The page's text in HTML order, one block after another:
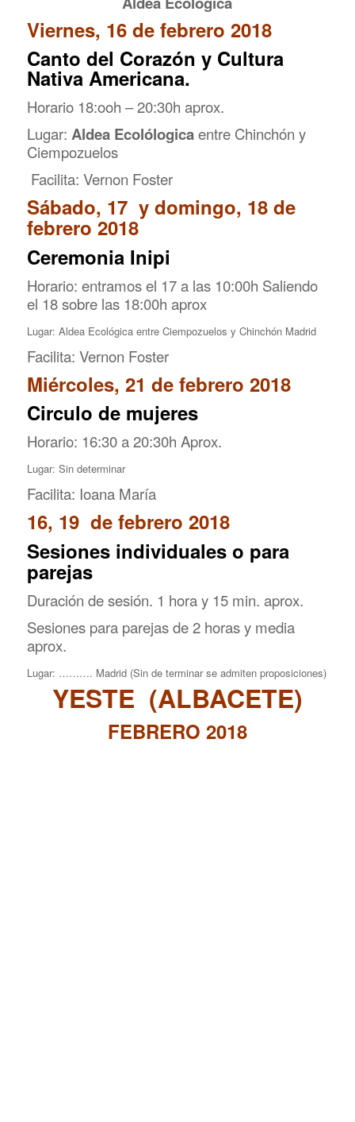
Viernes, 16 de febrero 2018
Canto del Corazón y Cultura
Nativa Americana.
Horario 18:ooh – 20:30h aprox.
Lugar: Aldea Ecolólogicaentre Chinchón y
Ciempozuelos
Facilita: Vernon Foster
Sábado, 17 y domingo, 18 de
febrero 2018
Ceremonia Inipi
Horario: entramos el 17 a las 10:00h Saliendo
el 18 sobre las 18:00h aprox
Lugar: Aldea Ecológica entre Ciempozuelos y Chinchón Madrid
Facilita: Vernon Foster
Miércoles, 21 de febrero 2018
Circulo de mujeres
Horario: 16:30 a 20:30h Aprox.
Lugar: Sin determinar
Facilita: Ioana María
16, 19 de febrero 2018
Sesiones individuales o para
parejas
Duración de sesión. 1 hora y 15 min. aprox.
Sesiones para parejas de 2 horas y media
aprox.
Lugar: ………. Madrid (Sin de terminar se admiten proposiciones)
YESTE (ALBACETE)
FEBRERO 2018